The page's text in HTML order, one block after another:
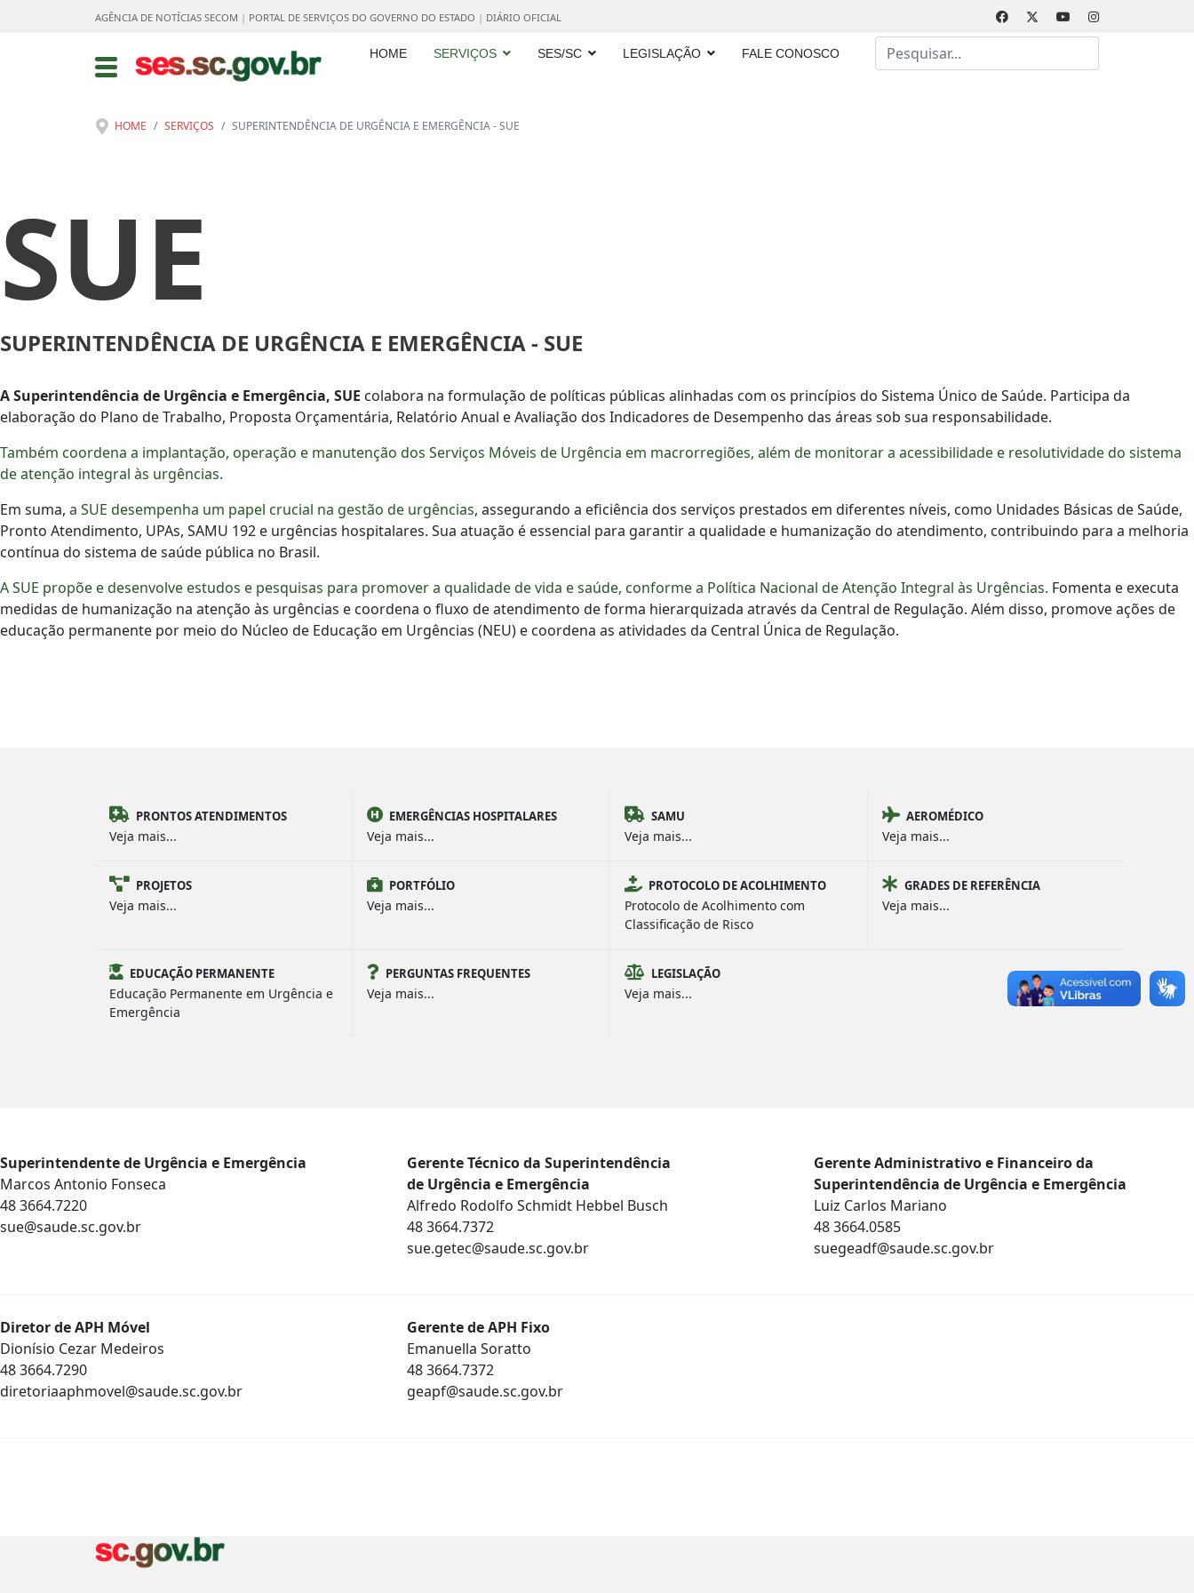
AGÊNCIA DE NOTÍCIAS SECOM | PORTAL DE SERVIÇOS DO GOVERNO DO ESTADO | DIÁRIO OFICIAL
HOME SERVIÇOS SES/SC LEGISLAÇÃO FALE CONOSCO
Busca
HOME SERVIÇOS SUPERINTENDÊNCIA DE URGÊNCIA E EMERGÊNCIA - SUE
SUE
SUPERINTENDÊNCIA DE URGÊNCIA E EMERGÊNCIA - SUE
A Superintendência de Urgência e Emergência, SUE colabora na formulação de políticas públicas alinhadas com os princípios do Sistema Único de Saúde. Participa da
elaboração do Plano de Trabalho, Proposta Orçamentária, Relatório Anual e Avaliação dos Indicadores de Desempenho das áreas sob sua responsabilidade.
Também coordena a implantação, operação e manutenção dos Serviços Móveis de Urgência em macrorregiões, além de monitorar a acessibilidade e resolutividade do sistema
de atenção integral às urgências.
Em suma, a SUE desempenha um papel crucial na gestão de urgências, assegurando a eficiência dos serviços prestados em diferentes níveis, como Unidades Básicas de Saúde,
Pronto Atendimento, UPAs, SAMU 192 e urgências hospitalares. Sua atuação é essencial para garantir a qualidade e humanização do atendimento, contribuindo para a melhoria
contínua do sistema de saúde pública no Brasil.
A SUE propõe e desenvolve estudos e pesquisas para promover a qualidade de vida e saúde, conforme a Política Nacional de Atenção Integral às Urgências. Fomenta e executa
medidas de humanização na atenção às urgências e coordena o fluxo de atendimento de forma hierarquizada através da Central de Regulação. Além disso, promove ações de
educação permanente por meio do Núcleo de Educação em Urgências (NEU) e coordena as atividades da Central Única de Regulação.
PRONTOS ATENDIMENTOS
Veja mais...
EMERGÊNCIAS HOSPITALARES
Veja mais...
SAMU
Veja mais...
AEROMÉDICO
Veja mais...
PROJETOS
Veja mais...
PORTFÓLIO
Veja mais...
PROTOCOLO DE ACOLHIMENTO
Protocolo de Acolhimento com
Classificação de Risco
GRADES DE REFERÊNCIA
Veja mais...
EDUCAÇÃO PERMANENTE
Educação Permanente em Urgência e
Emergência
PERGUNTAS FREQUENTES
Veja mais...
LEGISLAÇÃO
Veja mais...
Superintendente de Urgência e Emergência
Marcos Antonio Fonseca
48 3664.7220
sue@saude.sc.gov.br
Gerente Técnico da Superintendência
de Urgência e Emergência
Alfredo Rodolfo Schmidt Hebbel Busch
48 3664.7372
sue.getec@saude.sc.gov.br
Gerente Administrativo e Financeiro da
Superintendência de Urgência e Emergência
Luiz Carlos Mariano
48 3664.0585
suegeadf@saude.sc.gov.br
Diretor de APH Móvel
Dionísio Cezar Medeiros
48 3664.7290
diretoriaaphmovel@saude.sc.gov.br
Gerente de APH Fixo
Emanuella Soratto
48 3664.7372
geapf@saude.sc.gov.br